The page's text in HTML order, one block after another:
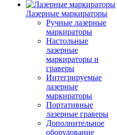
Лазерные маркираторы
Ручные лазерные
маркираторы
Настольные
лазерные
маркираторы и
граверы
Интегрируемые
лазерные
маркираторы
Портативные
лазерные граверы
Дополнительное
оборудование